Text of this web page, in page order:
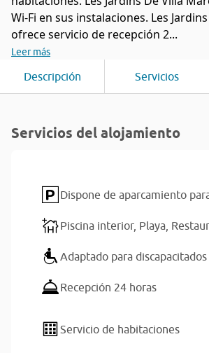
Wi-Fi en sus instalaciones. Les
ofrece servicio de recepción 2...
Leer más
Descripción Servicios
Servicios del alojamiento
Dispone de aparcamiento
Piscina interior, Playa,
Adaptado para discapacitados
Recepción 24 horas
Servicio de habitaciones